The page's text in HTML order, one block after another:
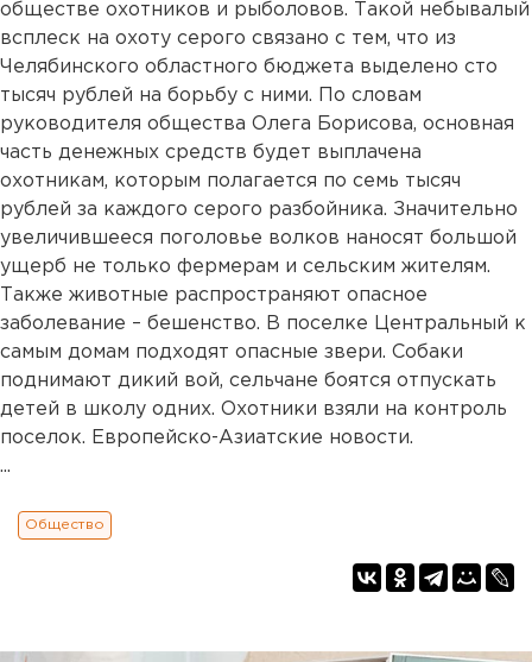
обществе охотников и рыболовов. Такой небывалый
всплеск на охоту серого связано с тем, что из
Челябинского областного бюджета выделено сто
тысяч рублей на борьбу с ними. По словам
руководителя общества Олега Борисова, основная
часть денежных средств будет выплачена
охотникам, которым полагается по семь тысяч
рублей за каждого серого разбойника. Значительно
увеличившееся поголовье волков наносят большой
ущерб не только фермерам и сельским жителям.
Также животные распространяют опасное
заболевание – бешенство. В поселке Центральный к
самым домам подходят опасные звери. Собаки
поднимают дикий вой, сельчане боятся отпускать
детей в школу одних. Охотники взяли на контроль
поселок. Европейско-Азиатские новости.
...
Общество